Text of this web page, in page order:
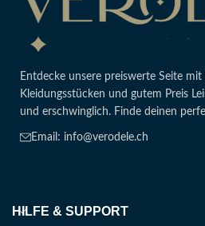
Entdecke unsere preiswerte Seite
Kleidungsstücken und gutem Preis
und erschwinglich. Finde deinen
Email: info@verodele.ch
HILFE & SUPPORT